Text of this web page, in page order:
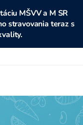
MŠVV a M SR
stravovania teraz s